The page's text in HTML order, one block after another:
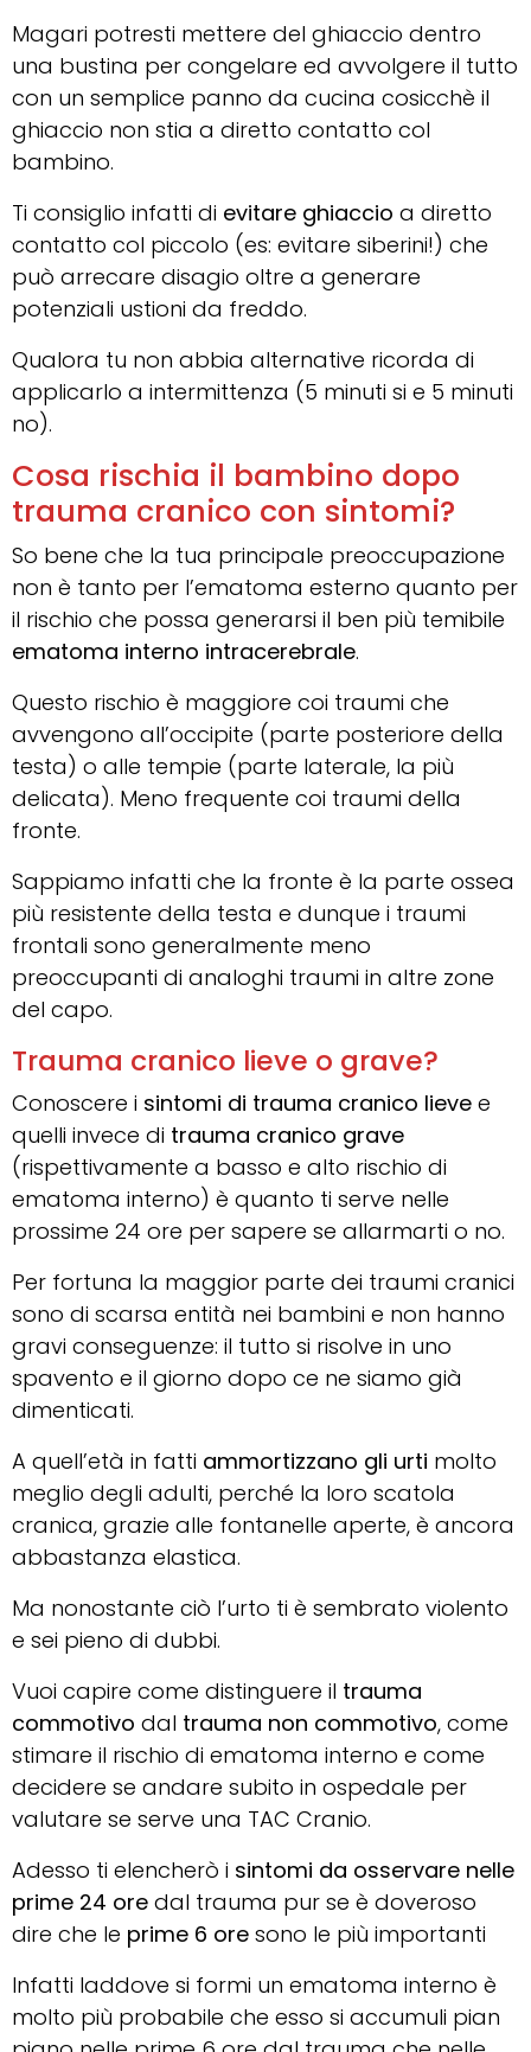
Magari potresti mettere del ghiaccio dentro
una bustina per congelare ed avvolgere il tutto
con un semplice panno da cucina cosicchè il
ghiaccio non stia a diretto contatto col
bambino.
Ti consiglio infatti di evitare ghiaccio a diretto
contatto col piccolo (es: evitare siberini!) che
può arrecare disagio oltre a generare
potenziali ustioni da freddo.
Qualora tu non abbia alternative ricorda di
applicarlo a intermittenza (5 minuti si e 5 minuti
no).
Cosa rischia il bambino dopo
trauma cranico con sintomi?
So bene che la tua principale preoccupazione
non è tanto per l’ematoma esterno quanto per
il rischio che possa generarsi il ben più temibile
ematoma interno intracerebrale.
Questo rischio è maggiore coi traumi che
avvengono all’occipite (parte posteriore della
testa) o alle tempie (parte laterale, la più
delicata). Meno frequente coi traumi della
fronte.
Sappiamo infatti che la fronte è la parte ossea
più resistente della testa e dunque i traumi
frontali sono generalmente meno
preoccupanti di analoghi traumi in altre zone
del capo.
Trauma cranico lieve o grave?
Conoscere i sintomi di trauma cranico lieve e
quelli invece di trauma cranico grave
(rispettivamente a basso e alto rischio di
ematoma interno) è quanto ti serve nelle
prossime 24 ore per sapere se allarmarti o no.
Per fortuna la maggior parte dei traumi cranici
sono di scarsa entità nei bambini e non hanno
gravi conseguenze: il tutto si risolve in uno
spavento e il giorno dopo ce ne siamo già
dimenticati.
A quell’età in fatti ammortizzano gli urti molto
meglio degli adulti, perché la loro scatola
cranica, grazie alle fontanelle aperte, è ancora
abbastanza elastica.
Ma nonostante ciò l’urto ti è sembrato violento
e sei pieno di dubbi.
Vuoi capire come distinguere il trauma
commotivo dal trauma non commotivo, come
stimare il rischio di ematoma interno e come
decidere se andare subito in ospedale per
valutare se serve una TAC Cranio.
Adesso ti elencherò i sintomi da osservare nelle
prime 24 ore dal trauma pur se è doveroso
dire che le prime 6 ore sono le più importanti
Infatti laddove si formi un ematoma interno è
molto più probabile che esso si accumuli pian